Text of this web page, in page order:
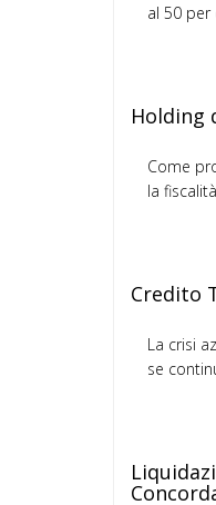
al 50
Holding
Come
la
Credito
La crisi
se